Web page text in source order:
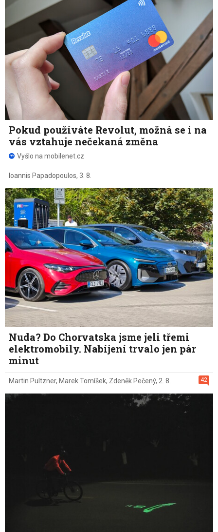
Pokud používáte Revolut, možná se i na
vás vztahuje nečekaná změna
Vyšlo na mobilenet.cz
Ioannis Papadopoulos, 3. 8.
Nuda? Do Chorvatska jsme jeli třemi
elektromobily. Nabíjení trvalo jen pár
minut
42
Martin Pultzner, Marek Tomíšek, Zdeněk Pečený, 2. 8.